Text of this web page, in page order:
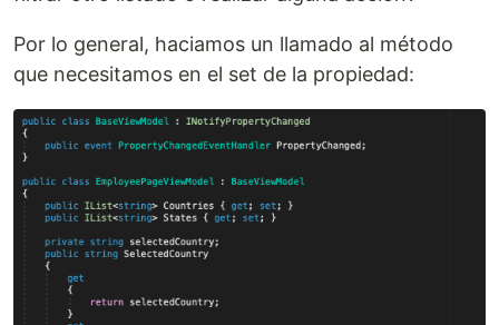
Por lo general, haciamos un llamado al método
que necesitamos en el set de la propiedad: